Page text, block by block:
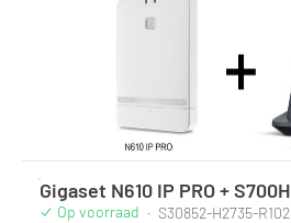
Gigaset N610 IP PRO + S700H
Op voorraad · S30852-H2735-R102